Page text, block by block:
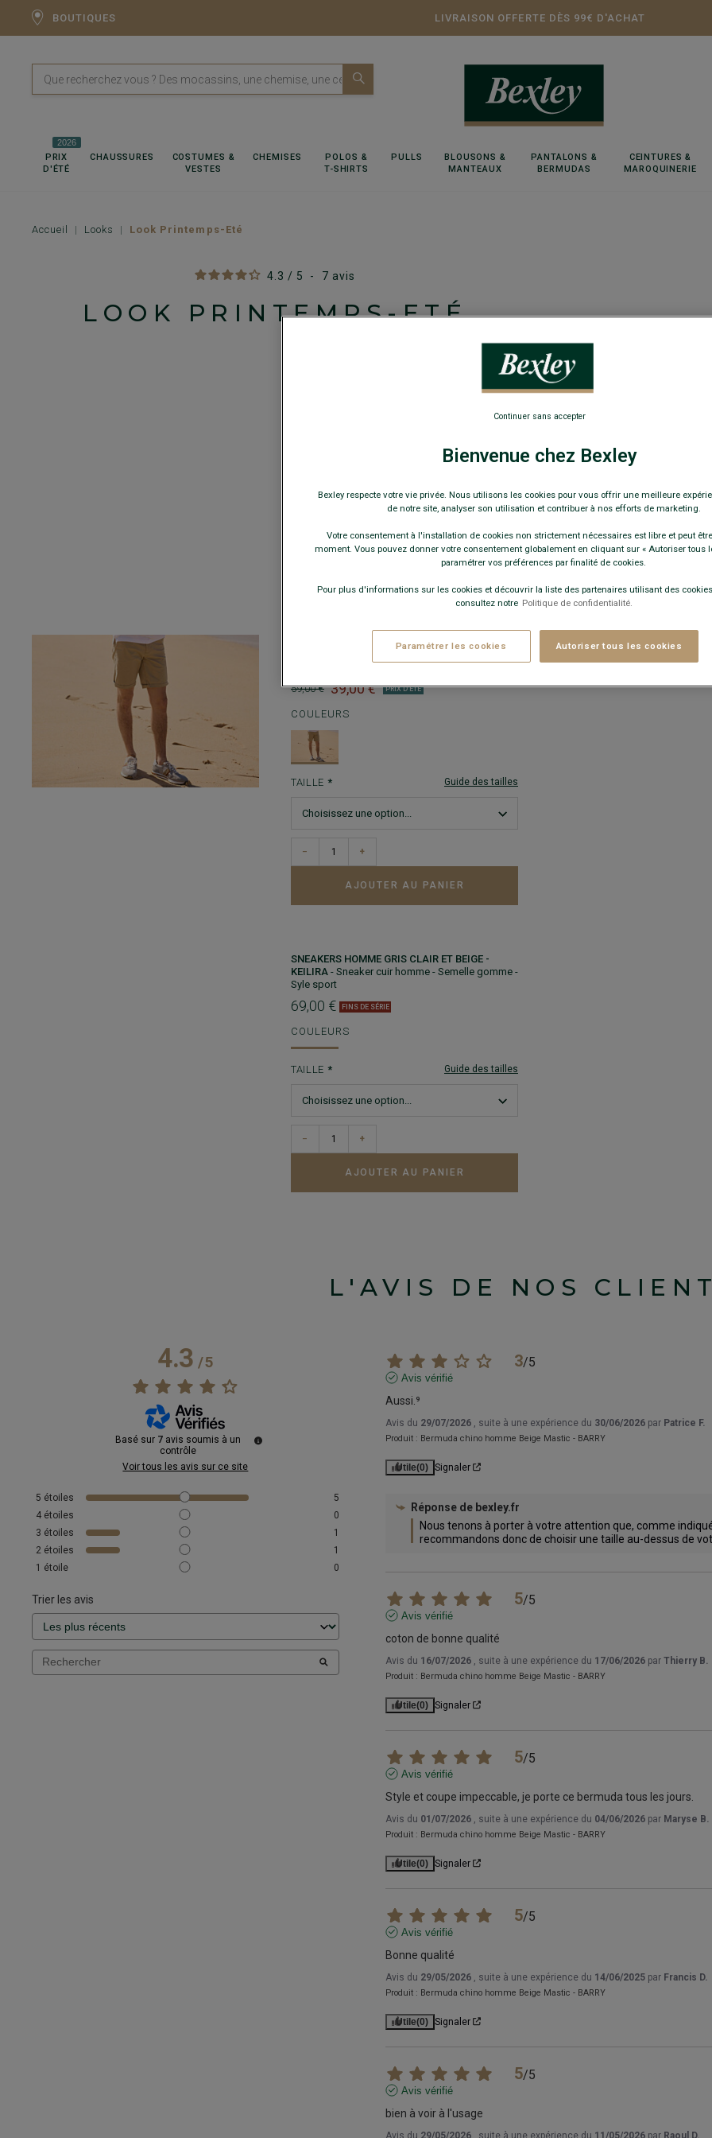
BOUTIQUES LIVRAISON OFFERTE DÈS 99€ D'ACHAT
PRIX
D'ÉTÉ
2026
CHAUSSURES
COSTUMES &
VESTES
CHEMISES
POLOS &
T-SHIRTS
PULLS
BLOUSONS &
MANTEAUX
PANTALONS &
BERMUDAS
CEINTURES &
MAROQUINERIE
Accueil Looks Look Printemps-Eté
4.3 / 5 - 7 avis
LOOK PRINTEMPS-ETÉ
- 80% Coton 20%
Guide des tailles
+
AJOUTER AU PANIER
BERMUDA CHINO HOMME BEIGE MASTIC -
59,00 € 39,00 € PRIX D'ÉTÉ
COULEURS
TAILLE Guide des tailles
− +
AJOUTER AU PANIER
SNEAKERS HOMME GRIS CLAIR ET BEIGE -
KEILIRA - Sneaker cuir homme - Semelle gomme -
Syle sport
69,00 € FINS DE SÉRIE
COULEURS
TAILLE Guide des tailles
− +
AJOUTER AU PANIER
L'AVIS DE NOS
4.3/5
Basé sur 7 avis soumis à un
contrôle
Voir tous les avis sur ce site
5 étoiles
5
4 étoiles
0
3 étoiles
1
2 étoiles
1
1 étoile 0
Trier les avis
3/5
Avis vérifié
Aussi.⁹
Avis du 29/07/2026 , suite à une expérience du 30/06/2026 par Patrice F.
Produit : Bermuda chino homme Beige Mastic - BARRY
Utile(0) Signaler
Réponse de bexley.fr
Nous tenons à porter à votre attention que, comme
recommandons donc de choisir une taille au-dessus de
5/5
Avis vérifié
coton de bonne qualité
Avis du 16/07/2026 , suite à une expérience du 17/06/2026 par Thierry B.
Produit : Bermuda chino homme Beige Mastic - BARRY
Utile(0) Signaler
5/5
Avis vérifié
Style et coupe impeccable, je porte ce bermuda tous les jours.
Avis du 01/07/2026 , suite à une expérience du 04/06/2026 par Maryse B.
Produit : Bermuda chino homme Beige Mastic - BARRY
Utile(0) Signaler
5/5
Avis vérifié
Bonne qualité
Avis du 29/05/2026 , suite à une expérience du 14/06/2025 par Francis D.
Produit : Bermuda chino homme Beige Mastic - BARRY
Utile(0) Signaler
5/5
Avis vérifié
bien à voir à l'usage
Avis du 29/05/2026 , suite à une expérience du 11/05/2026 par Raoul D.
Bienvenue chez Bexley
Bexley respecte votre vie privée. Nous utilisons les cookies pour vous offrir une meilleure
de notre site, analyser son utilisation et contribuer à nos efforts de marketing.
Votre consentement à l'installation de cookies non strictement nécessaires est libre et peut
moment. Vous pouvez donner votre consentement globalement en cliquant sur « Autoriser tous
paramétrer vos préférences par finalité de cookies.
Pour plus d'informations sur les cookies et découvrir la liste des partenaires utilisant des
consultez notre Politique de confidentialité.
Paramétrer les cookies Autoriser tous les cookies
Continuer sans accepter